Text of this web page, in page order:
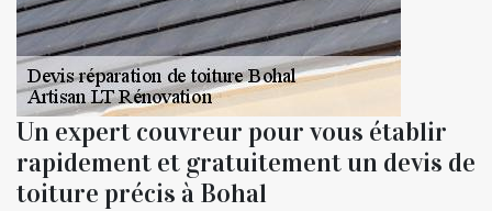
Un expert couvreur pour vous établir
rapidement et gratuitement un devis de
toiture précis à Bohal